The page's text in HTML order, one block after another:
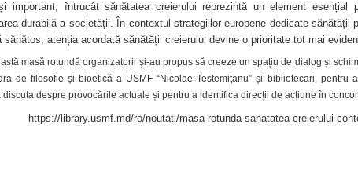
important, întrucât sănătatea creierului reprezintă un element esențial
durabilă a societății. În contextul strategiilor europene dedicate sănătății
sănătos, atenția acordată sănătății creierului devine o prioritate tot mai
masă rotundă organizatorii şi-au propus să creeze un spațiu de dialog și
de filosofie și bioetică a USMF “Nicolae Testemițanu” și bibliotecari, pentru
discuta despre provocările actuale și pentru a identifica direcții de acțiune în
https://library.usmf.md/ro/noutati/masa-rotunda-sanatatea-creierului-